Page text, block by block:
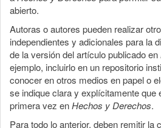
abierto.
Autoras o autores pueden realizar
independientes y adicionales para la
de la versión del artículo publicado en
ejemplo, incluirlo en un repositorio
conocer en otros medios en papel o
se indique clara y explícitamente que
primera vez enHechos y Derechos.
Para todo lo anterior, deben remitir la